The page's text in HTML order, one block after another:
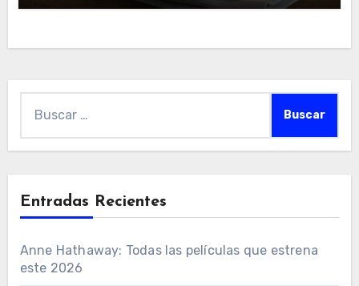
Entradas Recientes
Anne Hathaway: Todas las películas que estrena
este 2026